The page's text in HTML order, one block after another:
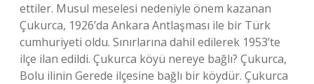
ettiler. Musul meselesi nedeniyle önem kazanan
Çukurca, 1926’da Ankara Antlaşması ile bir Türk
cumhuriyeti oldu. Sınırlarına dahil edilerek 1953’te
ilçe ilan edildi. Çukurca köyü nereye bağlı? Çukurca,
Bolu ilinin Gerede ilçesine bağlı bir köydür. Çukurca